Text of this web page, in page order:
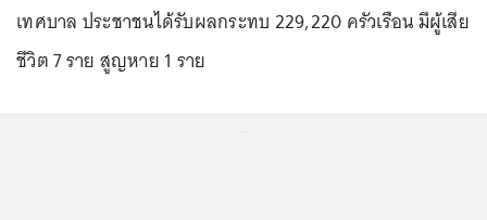
เทศบาล ประชาชนได้รับผลกระทบ 229,220 ครัวเรือน มีผู้เสีย
ชีวิต 7 ราย สูญหาย 1 ราย